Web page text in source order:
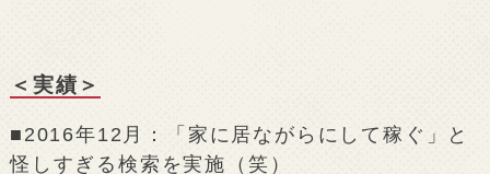
＜実績＞
■2016年12月：「家に居ながらにして稼ぐ」と
怪しすぎる検索を実施（笑）